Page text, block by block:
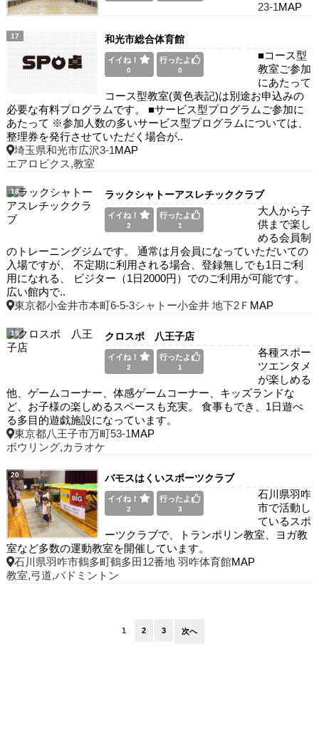
23-1MAP
17 和光市総合体育館
イイね！
0
行ったよ
0
■コース型
教室ご参加
にあたって
コース型教室(黄色表記)は別途お申込みの
必要な有料プログラムです。 ■サービス型プログラムご参加に
あたって ※参加人数の多いサービス型プログラムについては、
整理券を発行させていただく場合が..
埼玉県和光市広沢3-1MAP
エアロビクス,教室
18 ラックシャトーアスレチッククラブ
イイね！
2
行ったよ
1
大人から子
供まで楽し
める会員制
のトレーニングジムです。 通常は月会員になっていただいての
入場ですが、 不定期に利用される場合、登録無しでも1日ご利
用になれる、 ビジター（1日2000円）でのご利用が可能です。
広い館内で..
東京都小金井市本町6-5-3シャトー小金井 地下2Ｆ MAP
19 クロスポ 八王子店
イイね！
2
行ったよ
1
各種スポー
ツエンタメ
が楽しめる
他、ゲームコーナー、体感ゲームコーナー、キッズランドな
ど、お子様の楽しめるスペースも充実。 食事もでき、1日遊べ
る多目的遊戯施設になっています。
東京都八王子市万町53-1MAP
ボウリング,カラオケ
20 バモスはくいスポーツクラブ
イイね！
2
行ったよ
3
石川県羽咋
市で活動し
ているスポ
ーツクラブで、トランポリン教室、ヨガ教
室など多数の運動教室を開催しています。
石川県羽咋市鶴多町鶴多田12番地 羽咋体育館MAP
教室,弓道,バドミントン
1 2 3 次へ